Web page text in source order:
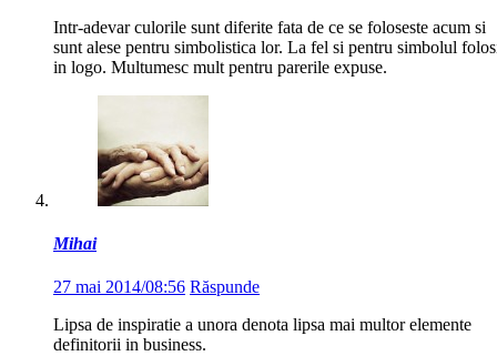
Intr-adevar culorile sunt diferite fata de ce se foloseste acum si
sunt alese pentru simbolistica lor. La fel si pentru simbolul
in logo. Multumesc mult pentru parerile expuse.
Mihai
27 mai 2014/08:56 Răspunde
Lipsa de inspiratie a unora denota lipsa mai multor elemente
definitorii in business.